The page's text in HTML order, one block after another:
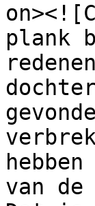
plank
van